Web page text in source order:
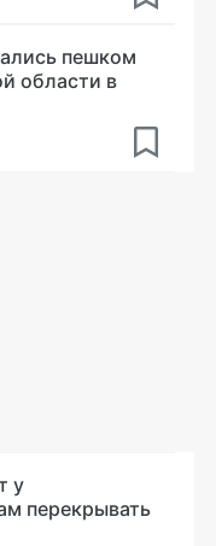
пешком
области в
у
перекрывать